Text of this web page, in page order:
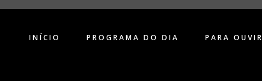
INÍCIO PROGRAMA DO DIA PARA OUVIR